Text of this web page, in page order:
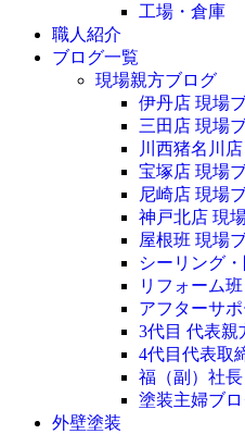
工場・倉庫
職人紹介
ブログ一覧
現場親方ブログ
伊丹店 現場
三田店 現場
川西猪名川
宝塚店 現場
尼崎店 現場
神戸北店 現
屋根班 現場
シーリング
リフォーム
アフターサ
3代目 代表親
4代目代表取
福（副）社
塗装主婦ブ
外壁塗装